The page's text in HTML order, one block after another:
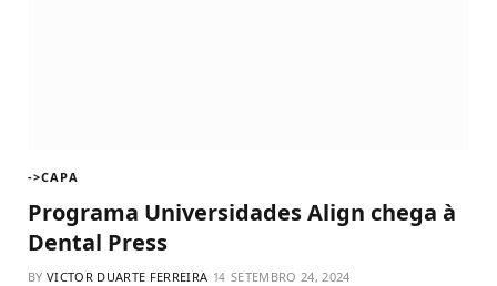
->CAPA
Programa Universidades Align chega à
Dental Press
BY VICTOR DUARTE FERREIRA SETEMBRO 24, 2024